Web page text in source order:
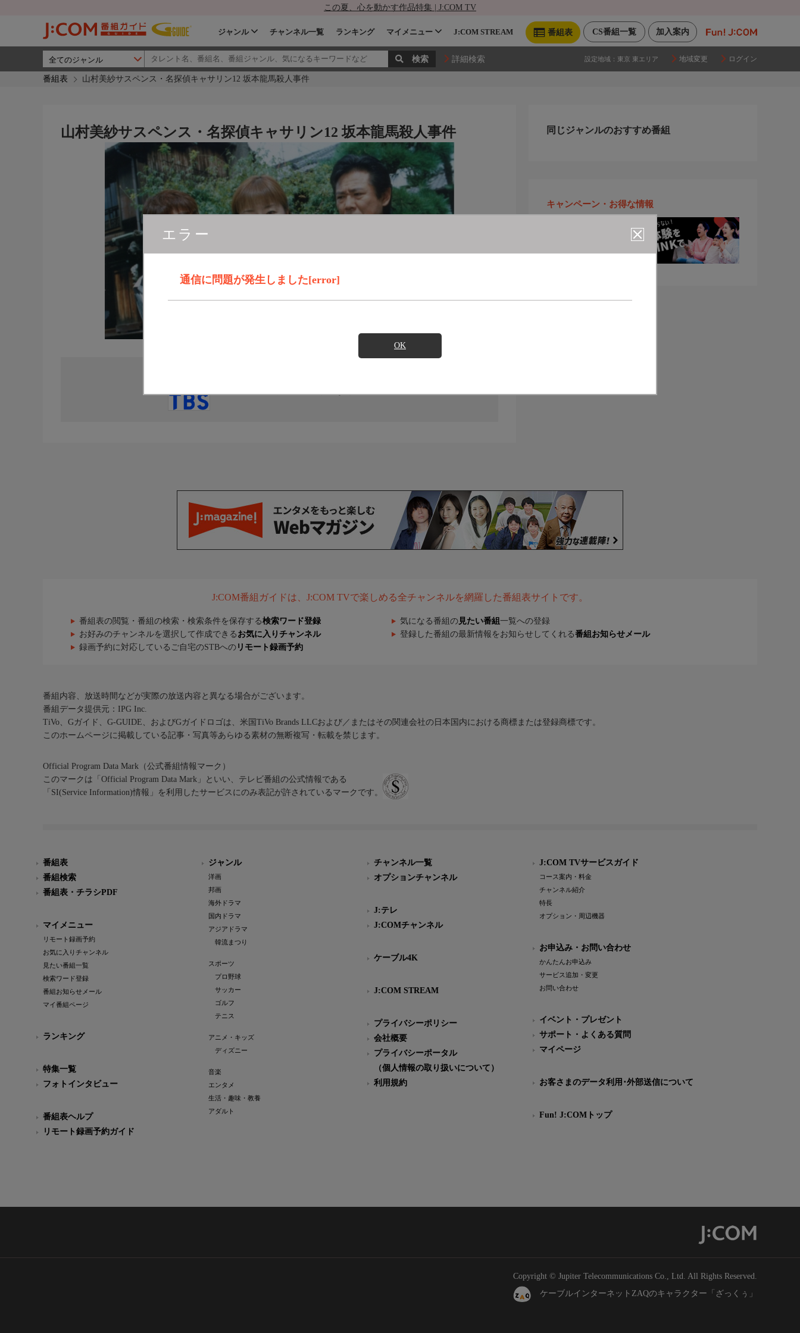
この夏、心を動かす作品特集 | J:COM TV
加入案内
CS番組一覧
番組表
ジャンル チャンネル一覧 ランキング マイメニュー J:COM STREAM
詳細検索 設定地域： 東京 東エリア 地域変更 ログイン
番組表 山村美紗サスペンス・名探偵キャサリン12 坂本龍馬殺人事件
エラー
通信に問題が発生しました[error]
OK
山村美紗サスペンス・名探偵キャサリン12 坂本龍馬殺人事件 同じジャンルのおすすめ番組
キャンペーン・お得な情報
J:COM番組ガイドは、J:COM TVで楽しめる全チャンネルを網羅した番組表サイトです。
番組表の閲覧・番組の検索・検索条件を保存する検索ワード登録 気になる番組の 見たい番組 一覧への登録
お好みのチャンネルを選択して作成できる お気に入りチャンネル 登録した番組の最新情報をお知らせしてくれる番組お知らせメール
録画予約に対応しているご自宅のSTBへの リモート録画予約
番組内容、放送時間などが実際の放送内容と異なる場合がございます。
番組データ提供元：IPG Inc.
TiVo、Gガイド、G-GUIDE、およびGガイドロゴは、米国TiVo Brands LLCおよび／またはその関連会社の日本国内における商標または登録商標です。
このホームページに掲載している記事・写真等あらゆる素材の無断複写・転載を禁じます。
Official Program Data Mark（公式番組情報マーク）
このマークは「Official Program Data Mark」といい、テレビ番組の公式情報である
「SI(Service Information)情報」を利用したサービスにのみ表記が許されているマークです。
番組表
番組検索
番組表・チラシPDF
マイメニュー
リモート録画予約
お気に入りチャンネル
見たい番組一覧
検索ワード登録
番組お知らせメール
マイ番組ページ
ランキング
特集一覧
フォトインタビュー
番組表ヘルプ
リモート録画予約ガイド
ジャンル
洋画
邦画
海外ドラマ
国内ドラマ
アジアドラマ
韓流まつり
スポーツ
プロ野球
サッカー
ゴルフ
テニス
アニメ・キッズ
ディズニー
音楽
エンタメ
生活・趣味・教養
アダルト
チャンネル一覧
オプションチャンネル
J:テレ
J:COMチャンネル
ケーブル4K
J:COM STREAM
プライバシーポリシー
会社概要
プライバシーポータル
（個人情報の取り扱いについて）
利用規約
J:COM TVサービスガイド
コース案内・料金
チャンネル紹介
特長
オプション・周辺機器
お申込み・お問い合わせ
かんたんお申込み
サービス追加・変更
お問い合わせ
イベント・プレゼント
サポート・よくある質問
マイページ
お客さまのデータ利用･外部送信について
Fun! J:COMトップ
Copyright © Jupiter Telecommunications Co., Ltd. All Rights Reserved.
ケーブルインターネットZAQのキャラクター「ざっくぅ」